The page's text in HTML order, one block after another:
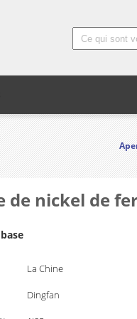
de nickel de
La Chine
Dingfan